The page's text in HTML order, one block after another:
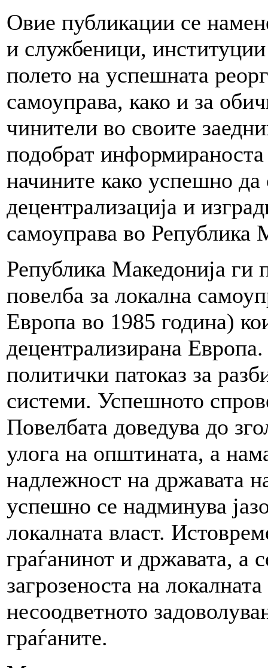
Овие публикации се
и службеници,
полето на успешната
самоуправа, како и за
чинители во своите
подобрат
начините како успешно да
децентрализација и
самоуправа во Република
Република Македонија ги
повелба за локална
Европа во 1985 година)
децентрализирана
политички патоказ за
системи. Успешното
Повелбата доведува до
улога на општината, а
надлежност на државата
успешно се надминува
локалната власт.
граѓанинот и државата, а
загрозеноста на
несоодветното
граѓаните.